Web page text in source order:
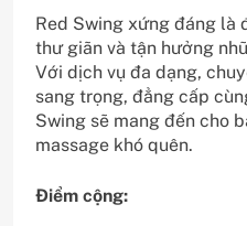
Red Swing xứng đáng là
thư giãn và tận hưởng
Với dịch vụ đa dạng,
sang trọng, đẳng cấp
Swing sẽ mang đến cho
massage khó quên.
Điểm cộng: